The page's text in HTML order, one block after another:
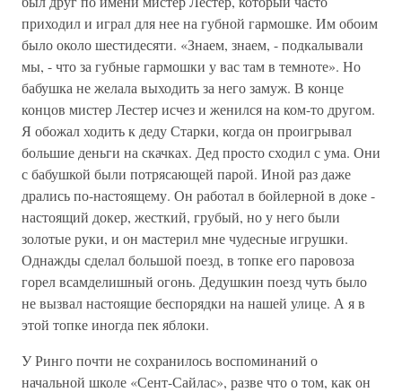
приходил и играл для нее на губной гармошке. Им обоим
было около шестидесяти. «Знаем, знаем, - подкалывали
мы, - что за губные гармошки у вас там в темноте». Но
бабушка не желала выходить за него замуж. В конце
концов мистер Лестер исчез и женился на ком-то другом.
Я обожал ходить к деду Старки, когда он проигрывал
большие деньги на скачках. Дед просто сходил с ума. Они
с бабушкой были потрясающей парой. Иной раз даже
дрались по-настоящему. Он работал в бойлерной в доке -
настоящий докер, жесткий, грубый, но у него были
золотые руки, и он мастерил мне чудесные игрушки.
Однажды сделал большой поезд, в топке его паровоза
горел всамделишный огонь. Дедушкин поезд чуть было
не вызвал настоящие беспорядки на нашей улице. А я в
этой топке иногда пек яблоки.
У Ринго почти не сохранилось воспоминаний о
начальной школе «Сент-Сайлас», разве что о том, как он